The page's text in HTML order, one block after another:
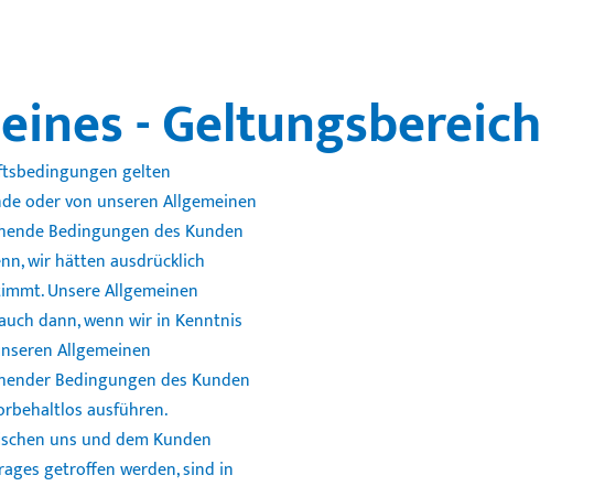
- Geltungsbereich
gelten
oder von unseren Allgemeinen
Bedingungen des Kunden
wir hätten ausdrücklich
Unsere Allgemeinen
dann, wenn wir in Kenntnis
Allgemeinen
Bedingungen des Kunden
ausführen.
uns und dem Kunden
getroffen werden, sind in